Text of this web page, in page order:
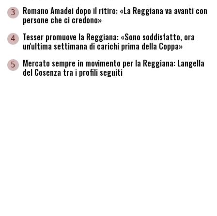
3 Romano Amadei dopo il ritiro: «La Reggiana va avanti con
persone che ci credono»
4 Tesser promuove la Reggiana: «Sono soddisfatto, ora
un'ultima settimana di carichi prima della Coppa»
5 Mercato sempre in movimento per la Reggiana: Langella
del Cosenza tra i profili seguiti